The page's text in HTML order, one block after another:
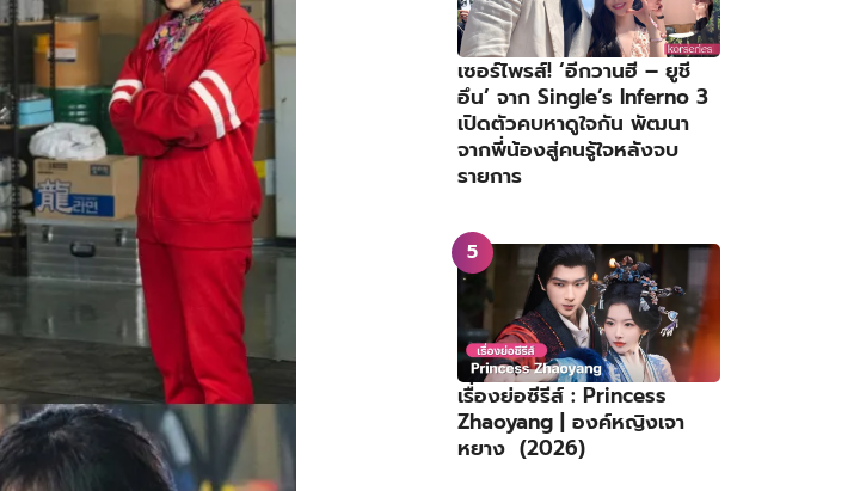
เซอร์ไพรส์! ‘อีกวานฮี – ยูชี
อึน’ จาก Single’s Inferno 3
เปิดตัวคบหาดูใจกัน พัฒนา
จากพี่น้องสู่คนรู้ใจหลังจบ
รายการ
เรื่องย่อซีรีส์ : Princess
Zhaoyang | องค์หญิงเจา
หยาง (2026)